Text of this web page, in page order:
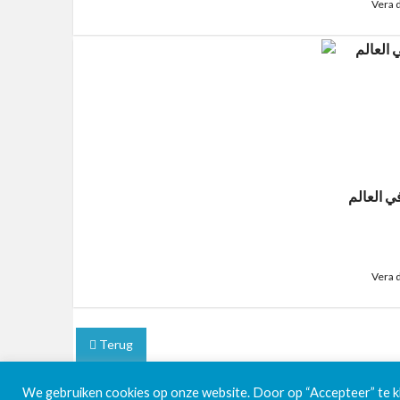
Vera
العالم
Vera
Terug
We gebruiken cookies op onze website. Door op “Accepteer” te